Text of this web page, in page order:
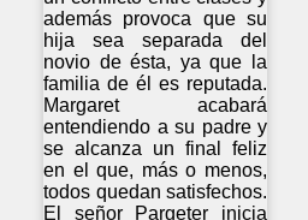
además provoca que su
hija sea separada del
novio de ésta, ya que la
familia de él es reputada.
Margaret acabará
entendiendo a su padre y
se alcanza un final feliz
en el que, más o menos,
todos quedan satisfechos.
El señor Pargeter inicia